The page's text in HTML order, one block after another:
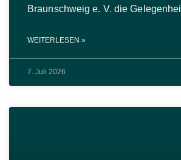
Braunschweig e. V. die
WEITERLESEN »
7. Juli 2026